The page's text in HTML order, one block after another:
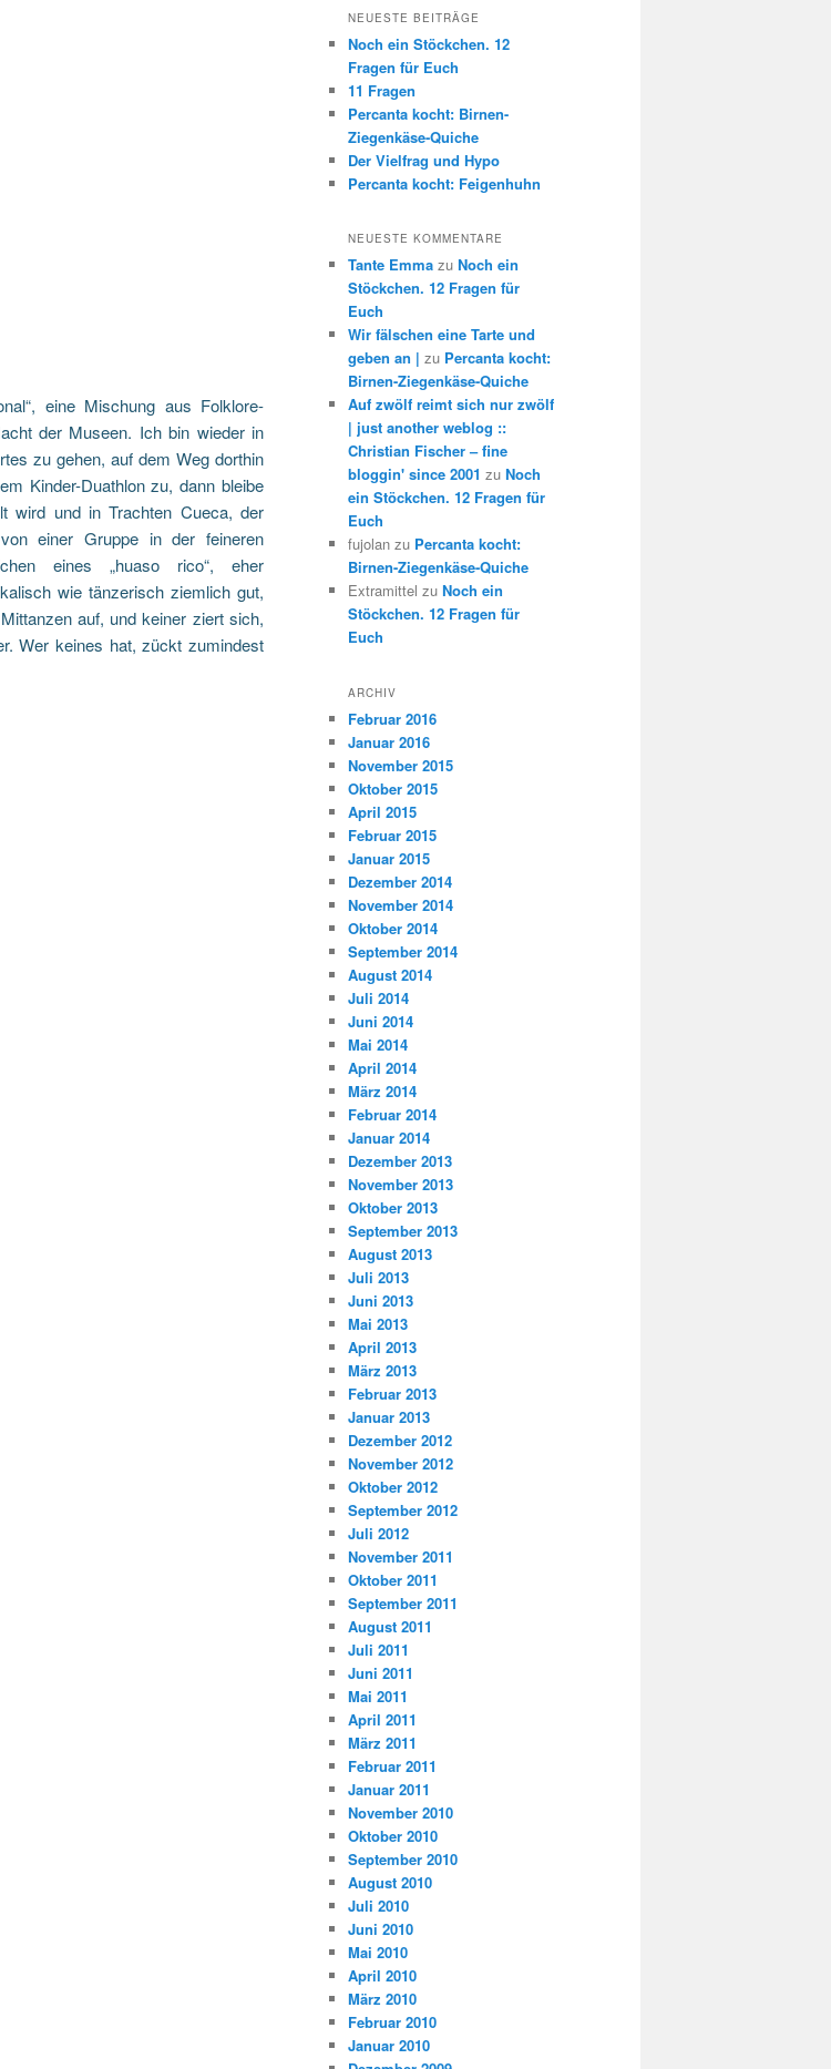
eine Mischung aus Folklore-
der Museen. Ich bin wieder in
zu gehen, auf dem Weg dorthin
Kinder-Duathlon zu, dann bleibe
wird und in Trachten Cueca, der
einer Gruppe in der feineren
eines „huaso rico“, eher
wie tänzerisch ziemlich gut,
auf, und keiner ziert sich,
Wer keines hat, zückt zumindest
NEUESTE BEITRÄGE
Noch ein Stöckchen. 12
Fragen für Euch
11 Fragen
Percanta kocht: Birnen-
Ziegenkäse-Quiche
Der Vielfrag und Hypo
Percanta kocht: Feigenhuhn
NEUESTE KOMMENTARE
Tante Emma zu Noch ein
Stöckchen. 12 Fragen für
Euch
Wir fälschen eine Tarte und
geben an | zu Percanta kocht:
Birnen-Ziegenkäse-Quiche
Auf zwölf reimt sich nur zwölf
| just another weblog ::
Christian Fischer – fine
bloggin' since 2001 zu Noch
ein Stöckchen. 12 Fragen für
Euch
fujolan zu Percanta kocht:
Birnen-Ziegenkäse-Quiche
Extramittel zu Noch ein
Stöckchen. 12 Fragen für
Euch
ARCHIV
Februar 2016
Januar 2016
November 2015
Oktober 2015
April 2015
Februar 2015
Januar 2015
Dezember 2014
November 2014
Oktober 2014
September 2014
August 2014
Juli 2014
Juni 2014
Mai 2014
April 2014
März 2014
Februar 2014
Januar 2014
Dezember 2013
November 2013
Oktober 2013
September 2013
August 2013
Juli 2013
Juni 2013
Mai 2013
April 2013
März 2013
Februar 2013
Januar 2013
Dezember 2012
November 2012
Oktober 2012
September 2012
Juli 2012
November 2011
Oktober 2011
September 2011
August 2011
Juli 2011
Juni 2011
Mai 2011
April 2011
März 2011
Februar 2011
Januar 2011
November 2010
Oktober 2010
September 2010
August 2010
Juli 2010
Juni 2010
Mai 2010
April 2010
März 2010
Februar 2010
Januar 2010